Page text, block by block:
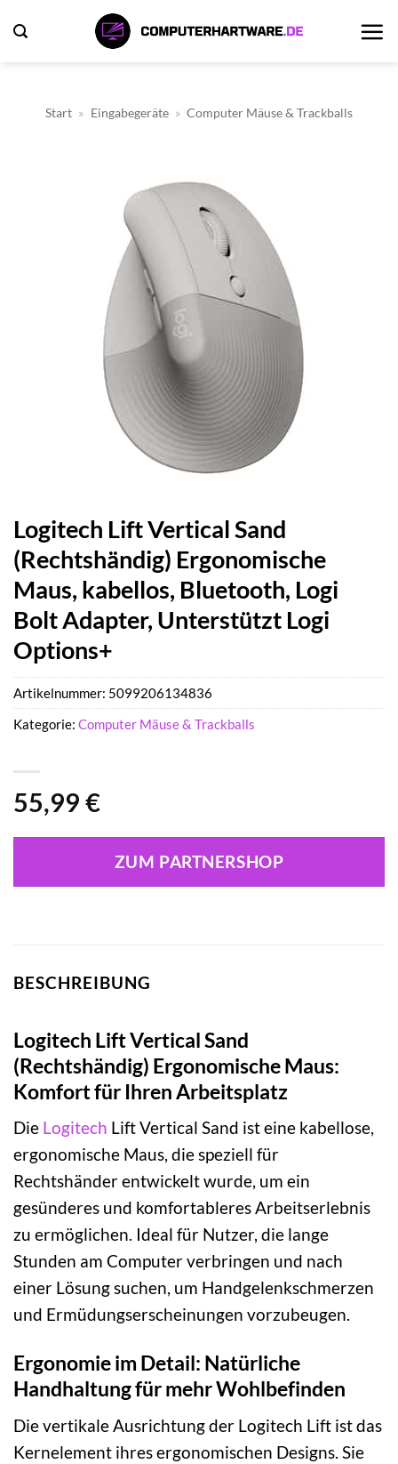
Inhalt
Start » Eingabegeräte » Computer Mäuse & Trackballs
Logitech Lift Vertical Sand
(Rechtshändig) Ergonomische
Maus, kabellos, Bluetooth, Logi
Bolt Adapter, Unterstützt Logi
Options+
55,99 €
ZUM PARTNERSHOP
Artikelnummer: 5099206134836
Kategorie: Computer Mäuse & Trackballs
BESCHREIBUNG
Logitech Lift Vertical Sand
(Rechtshändig) Ergonomische Maus:
Komfort für Ihren Arbeitsplatz
Die Logitech Lift Vertical Sand ist eine kabellose,
ergonomische Maus, die speziell für
Rechtshänder entwickelt wurde, um ein
gesünderes und komfortableres Arbeitserlebnis
zu ermöglichen. Ideal für Nutzer, die lange
Stunden am Computer verbringen und nach
einer Lösung suchen, um Handgelenkschmerzen
und Ermüdungserscheinungen vorzubeugen.
Ergonomie im Detail: Natürliche
Handhaltung für mehr Wohlbefinden
Die vertikale Ausrichtung der Logitech Lift ist das
Kernelement ihres ergonomischen Designs. Sie